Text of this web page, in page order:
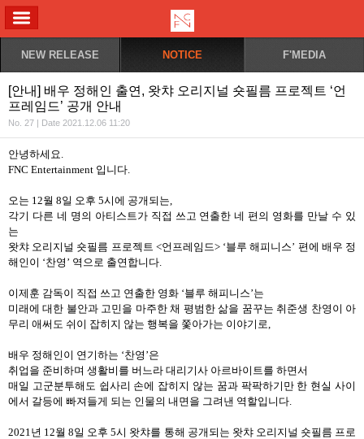
NEW RELEASE NOTICE F'MEDIA
[안내] 배우 정해인 출연, 왓챠 오리지널 숏필름 프로젝트 ‘언
프레임드’ 공개 안내
No. 27 | Date 2021.12.06 11:20
안녕하세요.
FNC Entertainment 입니다.
오는 12월 8일 오후 5시에 공개되는,
각기 다른 네 명의 아티스트가 직접 쓰고 연출한 네 편의 영화를 만날 수 있
는
왓챠 오리지널 숏필름 프로젝트 <언프레임드> ‘블루 해피니스’ 편에 배우 정
해인이 ‘찬영 ’ 역으로 출연합니다.
이제훈 감독이 직접 쓰고 연출한 영화 ‘블루 해피니스’는
미래에 대한 불안과 고민을 마주한 채 평범한 삶을 꿈꾸는 취준생 찬영이 아
무리 애써도 쉬이 잡히지 않는 행복을 쫓아가는 이야기로,
배우 정해인이 연기하는 ‘찬영 ’은
취업을 준비하며 생활비를 버느라 대리기사 아르바이트를 하면서
매일 고군분투해도 쉽사리 손에 잡히지 않는 꿈과 팍팍하기만 한 현실 사이
에서 갈등에 빠져들게 되는 인물의 내면을 그려낸 역할입니다.
2021년 12월 8일 오후 5시 왓챠를 통해 공개되는 왓챠 오리지널 숏필름 프로